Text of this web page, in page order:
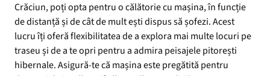
Crăciun, poți opta pentru o călătorie cu mașina, în funcție
de distanță și de cât de mult ești dispus să șofezi. Acest
lucru îți oferă flexibilitatea de a explora mai multe locuri pe
traseu și de a te opri pentru a admira peisajele pitorești
hibernale. Asigură-te că mașina este pregătită pentru